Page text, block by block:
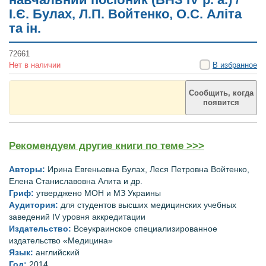
І.Є. Булах, Л.П. Войтенко, О.С. Аліта
та ін.
72661
Нет в наличии
В избранное
Сообщить, когда
появится
Рекомендуем другие книги по теме >>>
Авторы: Ирина Евгеньевна Булах, Леся Петровна Войтенко,
Елена Станиславовна Алита и др.
Гриф: утверджено МОН и МЗ Украины
Аудитория: для студентов высших медицинских учебных
заведений IV уровня аккредитации
Издательство: Всеукраинское специализированное
издательство «Медицина»
Язык: английский